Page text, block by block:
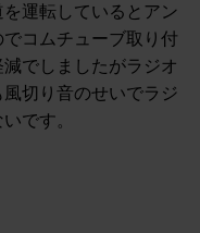
運転しているとアン
コムチューブ取り付
でしましたがラジオ
切り音のせいでラジ
です。